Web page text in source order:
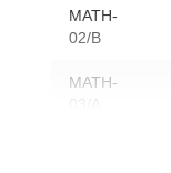
MATH-
02/B
MATH-